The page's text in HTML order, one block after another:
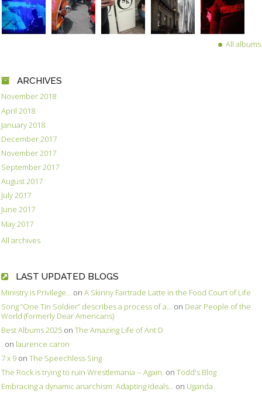
All albums
ARCHIVES
November 2018
April 2018
January 2018
December 2017
November 2017
September 2017
August 2017
July 2017
June 2017
May 2017
All archives
LAST UPDATED BLOGS
Ministry is Privilege... on A Skinny Fairtrade Latte in the Food Court of Life
Song ”One Tin Soldier” describes a process of a... on Dear People of the
World (formerly Dear Americans)
Best Albums 2025 on The Amazing Life of Ant D
. on laurence caron
7 x 9 on The Speechless Sing
The Rock is trying to ruin Wrestlemania -- Again. on Todd's Blog
Embracing a dynamic anarchism: Adapting ideals... on Uganda